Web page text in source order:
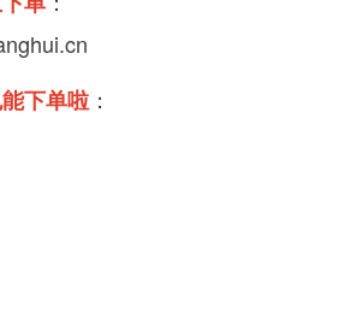
下单啦 ：